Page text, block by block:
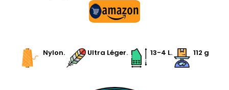
Nylon. . Ultra Léger. 13-4 L. 112 g